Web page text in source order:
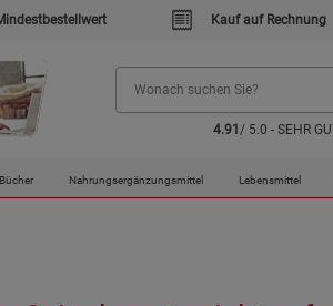
Kauf auf Rechnung
4.91 / 5.0 - SEHR
Bücher Nahrungsergänzungsmittel Lebensmittel